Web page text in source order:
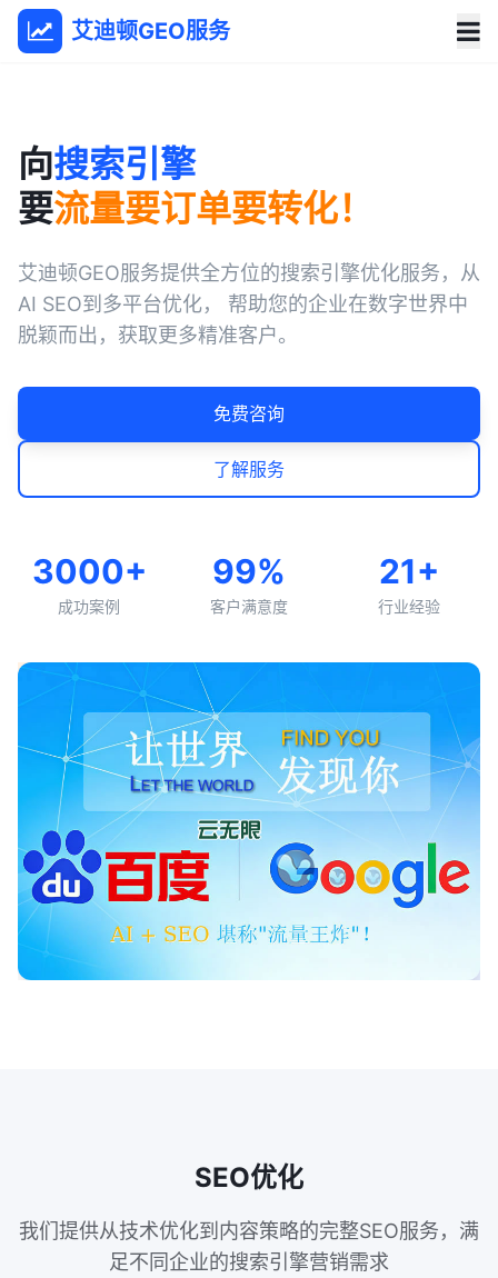
艾迪顿GEO服务
向搜索引擎
要流量要订单要转化！
艾迪顿GEO服务提供全方位的搜索引擎优化服务，从
AI SEO到多平台优化， 帮助您的企业在数字世界中
脱颖而出，获取更多精准客户。
免费咨询
了解服务
3000+
成功案例
99%
客户满意度
21+
行业经验
SEO优化
我们提供从技术优化到内容策略的完整SEO服务，满
足不同企业的搜索引擎营销需求